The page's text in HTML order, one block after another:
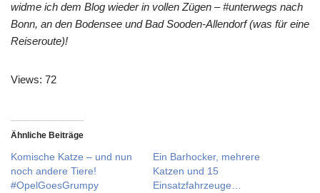
widme ich dem Blog wieder in vollen Zügen – #unterwegs nach
Bonn, an den Bodensee und Bad Sooden-Allendorf (was für eine
Reiseroute)!
Views: 72
Ähnliche Beiträge
Komische Katze – und nun
noch andere Tiere!
#OpelGoesGrumpy
Ein Barhocker, mehrere
Katzen und 15
Einsatzfahrzeuge…